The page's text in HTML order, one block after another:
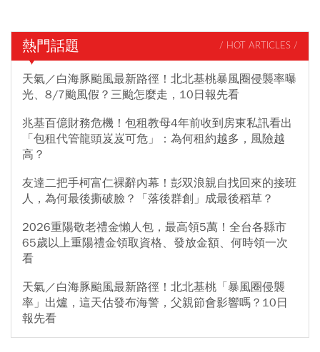
熱門話題 / HOT ARTICLES /
天氣／白海豚颱風最新路徑！北北基桃暴風圈侵襲率曝
光、8/7颱風假？三颱怎麼走，10日報先看
兆基百億財務危機！包租教母4年前收到房東私訊看出
「包租代管龍頭岌岌可危」：為何租約越多，風險越
高？
友達二把手柯富仁裸辭內幕！彭双浪親自找回來的接班
人，為何最後撕破臉？「落後群創」成最後稻草？
2026重陽敬老禮金懶人包，最高領5萬！全台各縣市
65歲以上重陽禮金領取資格、發放金額、何時領一次
看
天氣／白海豚颱風最新路徑！北北基桃「暴風圈侵襲
率」出爐，這天估發布海警，父親節會影響嗎？10日
報先看